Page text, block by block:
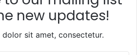
new updates!
dolor sit amet, consectetur.